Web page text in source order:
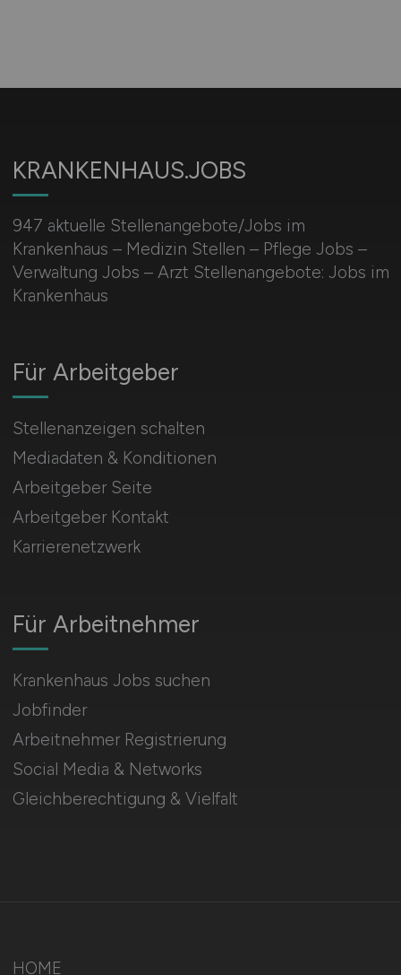
KRANKENHAUS.JOBS
947 aktuelle Stellenangebote/Jobs im
Krankenhaus – Medizin Stellen – Pflege Jobs –
Verwaltung Jobs – Arzt Stellenangebote: Jobs im
Krankenhaus
Für Arbeitnehmer
Krankenhaus Jobs suchen
Jobfinder
Arbeitnehmer Registrierung
Social Media & Networks
Gleichberechtigung & Vielfalt
Für Arbeitgeber
Stellenanzeigen schalten
Mediadaten & Konditionen
Arbeitgeber Seite
Arbeitgeber Kontakt
Karrierenetzwerk
HOME